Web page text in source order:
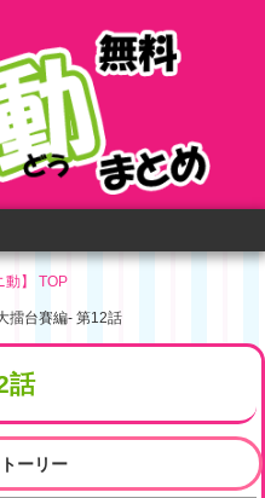
動】 TOP
擂台賽編- 第12話
話
ーリー